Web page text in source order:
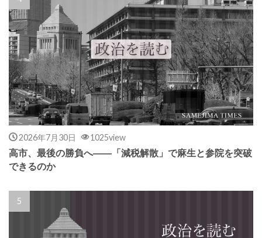
2026年7月30日 1025view
高市、最後の勝負へ――「減税解散」で麻生と参院を突破
できるのか